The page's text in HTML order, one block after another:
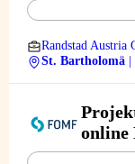
Randstad Austria
St. Bartholomä
online